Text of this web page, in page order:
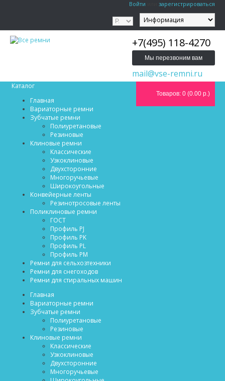
Войти зарегистрироваться
+7(495) 118-4270
Мы перезвоним вам
mail@vse-remni.ru
Каталог
Товаров: 0 (0.00 р.)
Главная
Вариаторные ремни
Зубчатые ремни
Полиуретановые
Резиновые
Клиновые ремни
Классические
Узкоклиновые
Двухсторонние
Многоручьевые
Широкоугольные
Конвейерные ленты
Резинотросовые ленты
Поликлиновые ремни
ГОСТ
Профиль PJ
Профиль PK
Профиль PL
Профиль PM
Ремни для сельхозтехники
Ремни для снегоходов
Ремни для стиральных машин
Главная
Вариаторные ремни
Зубчатые ремни
Полиуретановые
Резиновые
Клиновые ремни
Классические
Узкоклиновые
Двухсторонние
Многоручьевые